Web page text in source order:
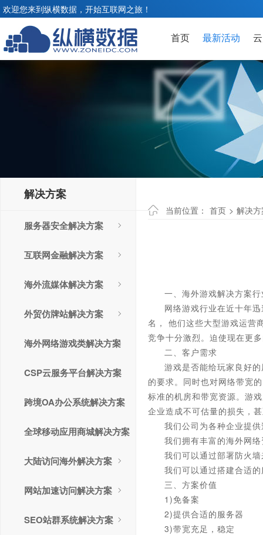
欢迎您来到纵横数据，开始互联网之旅！
首页 最新活动
解决方案
服务器安全解决方案
互联网金融解决方案
海外流媒体解决方案
外贸仿牌站解决方案
海外网络游戏类解决方案
CSP云服务平台解决方案
跨境OA办公系统解决方案
全球移动应用商城解决方案
大陆访问海外解决方案
网站加速访问解决方案
SEO站群系统解决方案
当前位置： 首页 > 解决
一、海外游戏解决方案
网络游戏行业在近十年
名， 他们这些大型游戏运营
竞争十分激烈。迫使现在更
二、客户需求
游戏是否能给玩家良好
的要求。同时也对网络带宽
标准的机房和带宽资源。游
企业造成不可估量的损失，
我们公司为各种企业提
我们拥有丰富的海外网
我们可以通过部署防火
我们可以通过搭建合适
三、方案价值
1)免备案
2)提供合适的服务器
3)带宽充足，稳定